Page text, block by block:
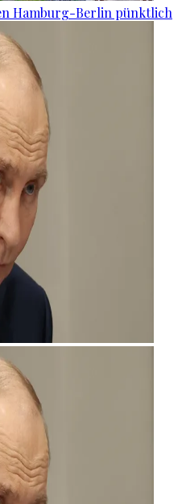
Hamburg-Berlin pünktlich